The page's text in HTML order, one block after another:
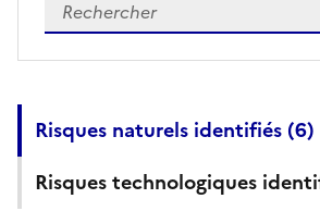
Risques naturels identifiés (6)
Risques technologiques